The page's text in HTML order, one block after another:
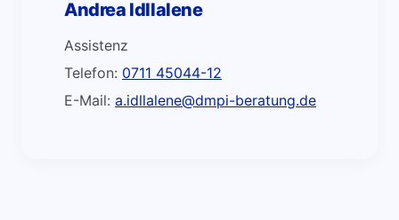
Andrea Idllalene
Assistenz
Telefon: 0711 45044-12
E-Mail: a.idllalene@dmpi-beratung.de